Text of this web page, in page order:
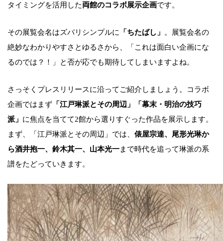
タイミングを活用した両館のコラボ展示企画です。
その展覧会名はズバリシンプルに 「ちたばし」
。展覧会名の
絶妙なわかりやすさとゆるさから、「これは面白い企画にな
るのでは？！」と否が応でも期待してしまいますよね。
さっそくプレスリリースに沿ってご紹介しましょう。コラボ
企画ではまず 「江戸琳派とその周辺」「幕末・明治の技巧
派」 に焦点を当てて2館から選りすぐった作品を展示します。
まず、「江戸琳派とその周辺」では、 俵屋宗達、尾形光琳か
ら酒井抱一、鈴木其一、山本光一まで時代を追って琳派の系
譜をたどっていきます。